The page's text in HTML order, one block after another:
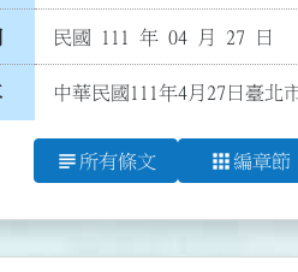
民國 111 年 04 月 27 日
中華民國111年4月27日臺北
subject 所有條文 apps 編章節